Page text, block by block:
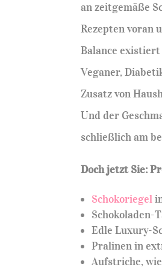
an zeitgemäße
Rezepten voran
Balance
Veganer,
Zusatz von
Und der
schließlich am
Doch jetzt Sie:
Schokoriegel
Schokoladen-
Edle Luxury-
Pralinen in
Aufstriche,